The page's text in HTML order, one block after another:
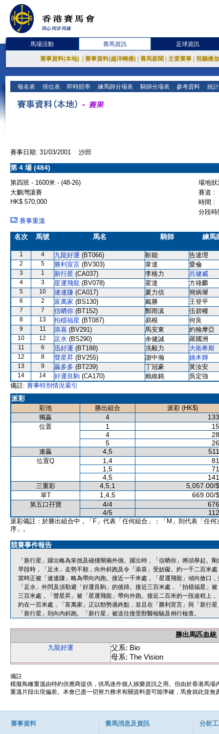
馬場活動 賽馬資訊 足球資訊
賽事資料(本地) 賽事資料(越洋轉播) 賽馬新聞 主要賽事 視聽播
報名表 排位表 即時賠率 練馬師分場表 騎師分場表 參考資料 統
賽事日期: 31/03/2001 沙田
第 4 場 (484)
第四班 - 1600米 - (48-26)
場地
大鵬灣讓賽
賽道 :
HK$ 570,000
時間 :
分段
賽事重溫
名次 馬號 馬名 騎師 練馬
1 4 九龍好運 (BT066) 靳能 告達理
2 5 勝利宣言 (BV303) 韋達 愛倫
3 1 新行星 (CA037) 李格力 呂健威
4 3 星運飛龍 (BV078) 霍達 方祿麟
5 10 連連賺 (CA017) 夏力信 簡炳墀
6 2 富萬家 (BS130) 戴勝 王登平
7 7 信晒你 (BT152) 鄭雨滇 伍碧權
8 13 拍檔福星 (BT087) 易根 何良
9 11 添喜 (BV291) 馬安東 約翰摩亞
10 12 足水 (BS290) 余健誠 羅國洲
11 6 迅好運 (BT188) 冼毅力 大衛希斯
12 8 聲星昇 (BV255) 謝中瀚 姚本輝
13 9 贏多多 (BT239) 丁冠豪 黃汝安
14 14 好運良駒 (CA170) 賴維銘
吳定強
備註: 賽事特別情況索引
派彩
彩池 勝出組合
派彩 (HK$)
獨贏
4
位置 1
4
5
連贏 4,5
位置Q 1,4
1,5
4,5
三重彩 4,5,1 5,057.00/
單T 1,4,5 669.00/
第五口孖寶 4/4
4/5
派彩備註：於勝出組合中，「F」代表「任何組合」；「M」則代表「任何
序」。
競賽事件報告
「新行星」躍出略為笨拙及碰撞閘廂外側。躍出時，「信晒你」將頭舉起。
早段時，「足水」走勢不順，向外斜跑及令「添喜」受妨礙。約一千二百米
當時正被「連連賺」略為帶向內跑。接近一千米處，「星運飛龍」傾向搶口
「足水」外閃及須勒避「好運良駒」的後蹄。接近三百米處，「拍檔福星」
三百米處，「聲星昇」被「星運飛龍」帶向外跑。接近二百米的一段途程上
約在一百米處，「富萬家」正以勁勢過終點，並且在「勝利宣言」與「新行
「新行星」則向內斜跑。「新行星」被送往接受獸醫檢驗及例行檢查。
勝出馬匹血統
九龍好運
父系: Bio
母系: The Vision
備註
模擬鳥瞰重溫由特約供應商提供，供馬迷作個人娛樂資訊之用。但由於香港馬
重溫片段出現偏差。本會已盡一切努力務求有關資料盡可能準確，馬會就此並
賽事資料 賽馬消息及資訊 分析